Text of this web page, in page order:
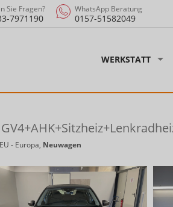
Sie Fragen?
7971190
WhatsApp Beratung
0157-51582049
WERKSTATT
- Europa, Neuwagen